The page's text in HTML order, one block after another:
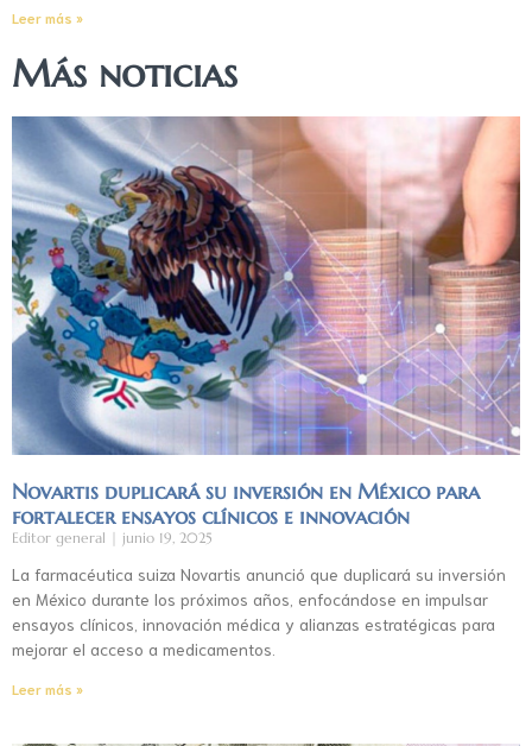
Leer más »
Más noticias
Novartis duplicará su inversión en México para
fortalecer ensayos clínicos e innovación
Editor general junio 19, 2025
La farmacéutica suiza Novartis anunció que duplicará su inversión
en México durante los próximos años, enfocándose en impulsar
ensayos clínicos, innovación médica y alianzas estratégicas para
mejorar el acceso a medicamentos.
Leer más »